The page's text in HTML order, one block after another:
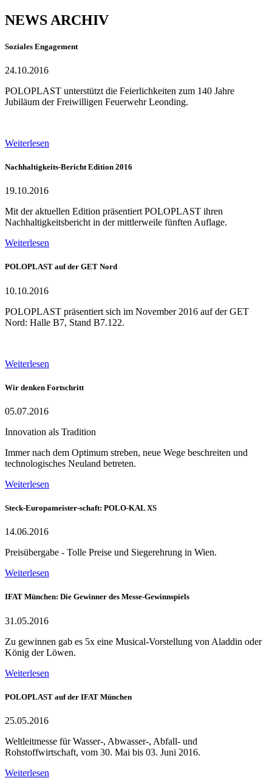
NEWS ARCHIV
Soziales Engagement
24.10.2016
POLOPLAST unterstützt die Feierlichkeiten zum 140 Jahre
Jubiläum der Freiwilligen Feuerwehr Leonding.
Weiterlesen
Nachhaltigkeits-Bericht Edition 2016
19.10.2016
Mit der aktuellen Edition präsentiert POLOPLAST ihren
Nachhaltigkeitsbericht in der mittlerweile fünften Auflage.
Weiterlesen
POLOPLAST auf der GET Nord
10.10.2016
POLOPLAST präsentiert sich im November 2016 auf der GET
Nord: Halle B7, Stand B7.122.
Weiterlesen
Wir denken Fortschritt
05.07.2016
Innovation als Tradition
Immer nach dem Optimum streben, neue Wege beschreiten und
technologisches Neuland betreten.
Weiterlesen
Steck-Europameister-schaft: POLO-KAL XS
14.06.2016
Preisübergabe - Tolle Preise und Siegerehrung in Wien.
Weiterlesen
IFAT München: Die Gewinner des Messe-Gewinnspiels
31.05.2016
Zu gewinnen gab es 5x eine Musical-Vorstellung von Aladdin oder
König der Löwen.
Weiterlesen
POLOPLAST auf der IFAT München
25.05.2016
Weltleitmesse für Wasser-, Abwasser-, Abfall- und
Rohstoffwirtschaft, vom 30. Mai bis 03. Juni 2016.
Weiterlesen